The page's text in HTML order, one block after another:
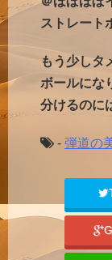
ストレート
もう少しタ
ボールにな
分けるのに
- 弾道の